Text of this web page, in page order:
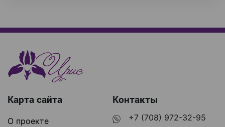
Карта сайта
О проекте
Контакты
+7 (708) 972-32-95